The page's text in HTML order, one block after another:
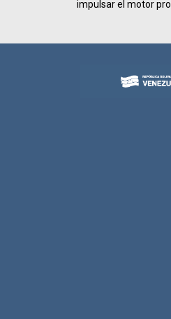
impulsar el motor